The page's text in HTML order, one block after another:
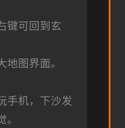
键可回到玄
地图界面。
手机，下沙发